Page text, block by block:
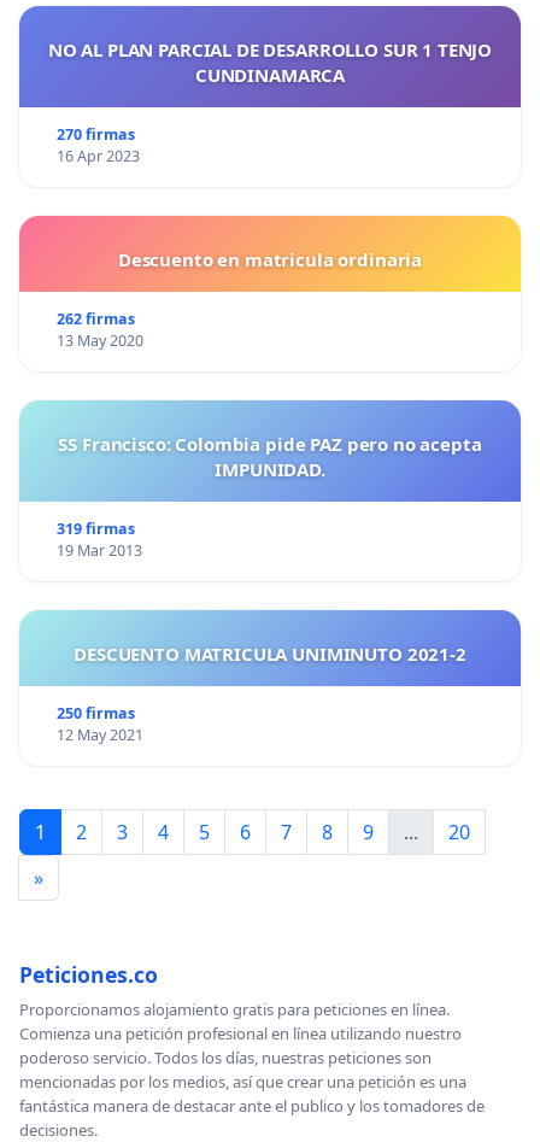
NO AL PLAN PARCIAL DE DESARROLLO SUR 1 TENJO
CUNDINAMARCA
270 firmas
16 Apr 2023
Descuento en matricula ordinaria
262 firmas
13 May 2020
SS Francisco: Colombia pide PAZ pero no acepta
IMPUNIDAD.
319 firmas
19 Mar 2013
DESCUENTO MATRICULA UNIMINUTO 2021-2
250 firmas
12 May 2021
1 2 3 4 5 6 7 8 9 ...
20
»
Peticiones.co
Proporcionamos alojamiento gratis para peticiones en línea.
Comienza una petición profesional en línea utilizando nuestro
poderoso servicio. Todos los días, nuestras peticiones son
mencionadas por los medios, así que crear una petición es una
fantástica manera de destacar ante el publico y los tomadores de
decisiones.